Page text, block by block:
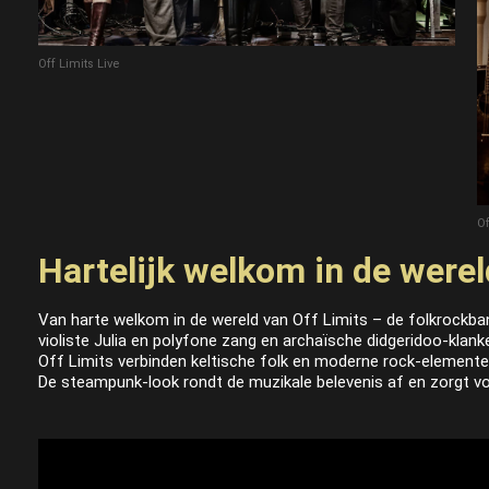
Off Limits Live
Hartelijk welkom in de
Van harte welkom in de wereld van Off Limits – de
violiste Julia en polyfone zang en archaïsche didgeridoo-
Off Limits verbinden keltische folk en moderne rock-
De steampunk-look rondt de muzikale belevenis af en zorgt